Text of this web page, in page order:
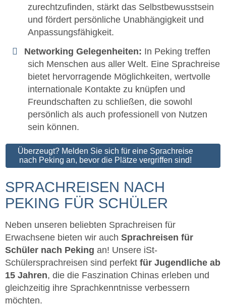
zurechtzufinden, stärkt das Selbstbewusstsein
und fördert persönliche Unabhängigkeit und
Anpassungsfähigkeit.
Networking Gelegenheiten: In Peking treffen
sich Menschen aus aller Welt. Eine Sprachreise
bietet hervorragende Möglichkeiten, wertvolle
internationale Kontakte zu knüpfen und
Freundschaften zu schließen, die sowohl
persönlich als auch professionell von Nutzen
sein können.
Überzeugt? Melden Sie sich für eine Sprachreise
nach Peking an, bevor die Plätze vergriffen sind!
SPRACHREISEN NACH
PEKING FÜR SCHÜLER
Neben unseren beliebten Sprachreisen für
Erwachsene bieten wir auch Sprachreisen für
Schüler nach Peking an! Unsere iSt-
Schülersprachreisen sind perfekt für Jugendliche ab
15 Jahren, die die Faszination Chinas erleben und
gleichzeitig ihre Sprachkenntnisse verbessern
möchten.